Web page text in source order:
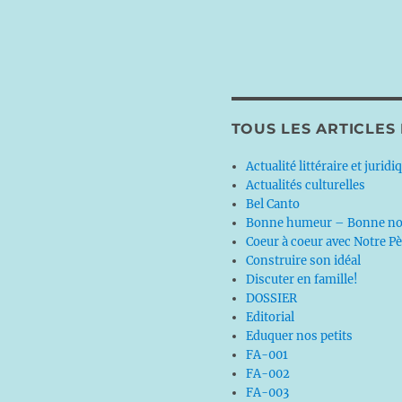
TOUS LES ARTICLES
Actualité littéraire et
Actualités culturelles
Bel Canto
Bonne humeur – Bonne
Coeur à coeur avec Notre
Construire son idéal
Discuter en famille!
DOSSIER
Editorial
Eduquer nos petits
FA-001
FA-002
FA-003